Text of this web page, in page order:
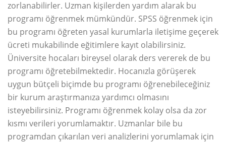
zorlanabilirler. Uzman kişilerden yardım alarak bu
programı öğrenmek mümkündür. SPSS öğrenmek için
bu programı öğreten yasal kurumlarla iletişime geçerek
ücreti mukabilinde eğitimlere kayıt olabilirsiniz.
Üniversite hocaları bireysel olarak ders vererek de bu
programı öğretebilmektedir. Hocanızla görüşerek
uygun bütçeli biçimde bu programı öğrenebileceğiniz
bir kurum araştırmanıza yardımcı olmasını
isteyebilirsiniz. Programı öğrenmek kolay olsa da zor
kısmı verileri yorumlamaktır. Uzmanlar bile bu
programdan çıkarılan veri analizlerini yorumlamak için